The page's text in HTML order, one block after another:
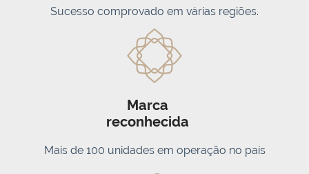
Sucesso comprovado em várias regiões.
Marca
reconhecida
Mais de 100 unidades em operação no país